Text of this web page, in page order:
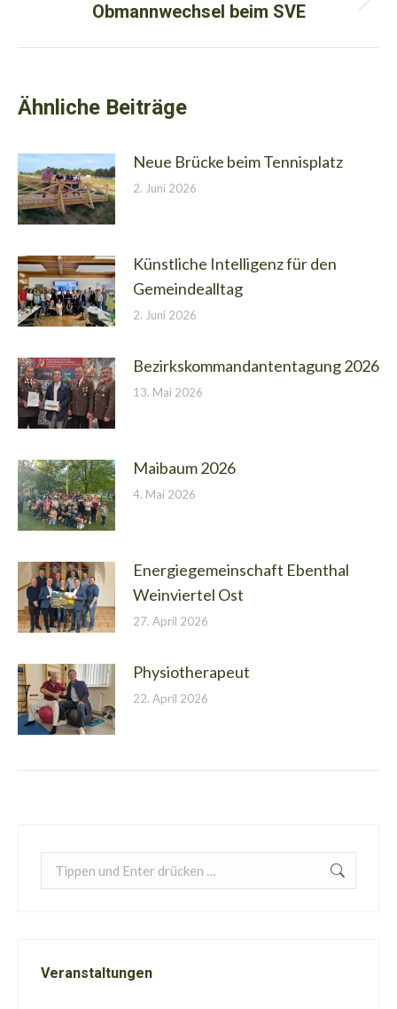
Nächster
Obmannwechsel beim SVE
Ähnliche Beiträge
Neue Brücke beim Tennisplatz
2. Juni 2026
Künstliche Intelligenz für den
Gemeindealltag
2. Juni 2026
Bezirkskommandantentagung 2026
13. Mai 2026
Maibaum 2026
4. Mai 2026
Energiegemeinschaft Ebenthal
Weinviertel Ost
27. April 2026
Physiotherapeut
22. April 2026
Search:
Veranstaltungen